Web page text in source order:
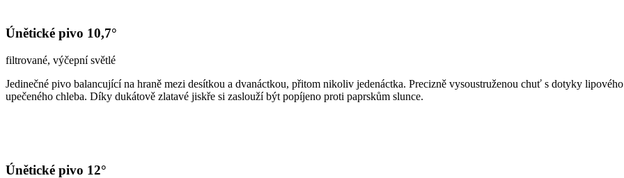
Únětické pivo 10,7°
filtrované, výčepní světlé
Jedinečné pivo balancující na hraně mezi desítkou a dvanáctkou, přitom nikoliv jedenáctka. Precizně vysoustruženou chuť s dotyky
upečeného chleba. Díky dukátově zlatavé jiskře si zaslouží být popíjeno proti paprskům slunce.
Únětické pivo 12°